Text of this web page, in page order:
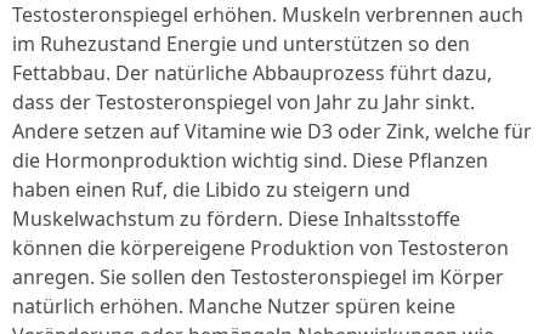
Testosteronspiegel erhöhen. Muskeln verbrennen auch
im Ruhezustand Energie und unterstützen so den
Fettabbau. Der natürliche Abbauprozess führt dazu,
dass der Testosteronspiegel von Jahr zu Jahr sinkt.
Andere setzen auf Vitamine wie D3 oder Zink, welche für
die Hormonproduktion wichtig sind. Diese Pflanzen
haben einen Ruf, die Libido zu steigern und
Muskelwachstum zu fördern. Diese Inhaltsstoffe
können die körpereigene Produktion von Testosteron
anregen. Sie sollen den Testosteronspiegel im Körper
natürlich erhöhen. Manche Nutzer spüren keine